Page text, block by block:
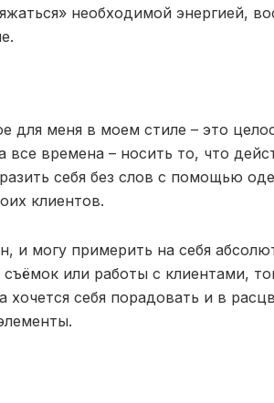
необходимой энергией,
для меня в моем стиле – это
все времена – носить то, что
себя без слов с помощью
клиентов.
и могу примерить на себя
съёмок или работы с клиентами,
хочется себя порадовать и в